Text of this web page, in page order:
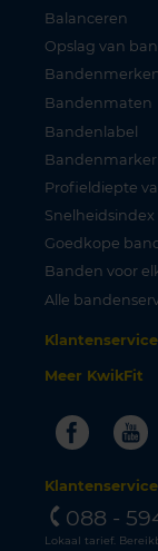
Balanceren
Opslag van
Bandenmaten
Bandenlabel
Profieldiepte
Goedkope
Banden voor
Alle
Klantenservice
Meer KwikFit
Klantenservice
088 -
Lokaal tarief.